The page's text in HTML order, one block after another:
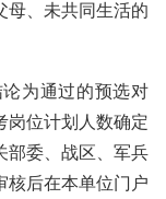
母、未共同生活的
为通过的预选对
岗位计划人数确定
部委、战区、军兵
核后在本单位门户